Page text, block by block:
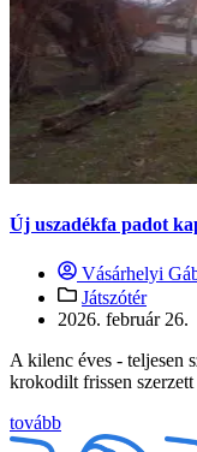
Új uszadékfa padot
Vásárhelyi
Játszótér
2026. február 26.
A kilenc éves - teljesen
krokodilt frissen
tovább